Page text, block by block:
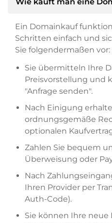
Ein Domainkauf
Schritten einfach und
Sie folgendermaßen vor:
Sie übermitteln Ihre
Preisvorstellung und
"Anfrage senden".
Nach Einigung
ordnungsgemäße
optionalen
Zahlen Sie bequem
Überweisung oder
Nach
Ihren Provider per
Auth-Code).
Sie können Ihre